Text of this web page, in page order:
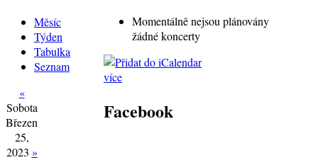
Měsíc
Týden
Tabulka
Seznam
«
Sobota
Březen
25,
2023 »
Momentálně nejsou plánovány
žádné koncerty
více
Facebook